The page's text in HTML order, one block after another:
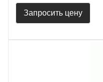
Запросить цену